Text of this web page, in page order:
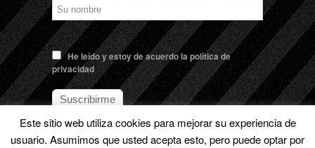
He leído y estoy de acuerdo la política de
privacidad
Este sitio web utiliza cookies para mejorar su experiencia de
usuario. Asumimos que usted acepta esto, pero puede optar por